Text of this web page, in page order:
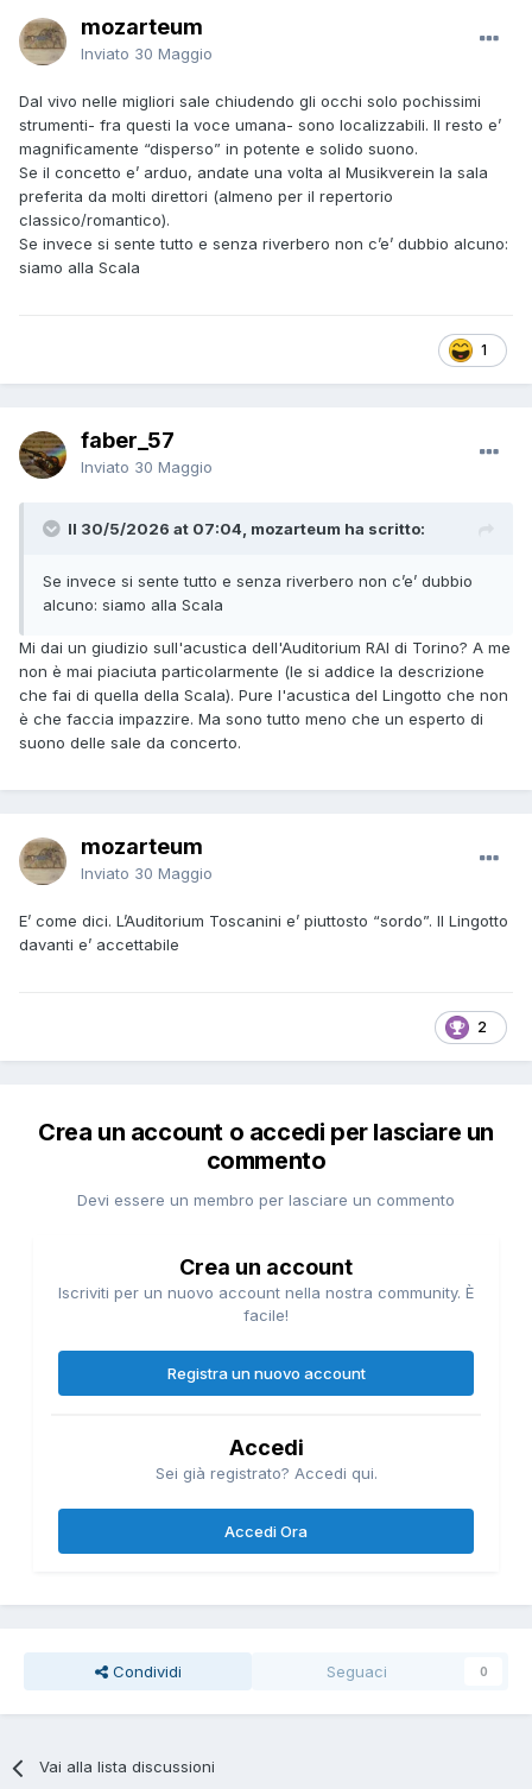
mozarteum
Inviato 30 Maggio
Dal vivo nelle migliori sale chiudendo gli occhi solo pochissimi
strumenti- fra questi la voce umana- sono localizzabili. Il resto e’
magnificamente “disperso” in potente e solido suono.
Se il concetto e’ arduo, andate una volta al Musikverein la sala
preferita da molti direttori (almeno per il repertorio
classico/romantico).
Se invece si sente tutto e senza riverbero non c’e’ dubbio alcuno:
siamo alla Scala
1
faber_57
Inviato 30 Maggio
Il 30/5/2026 at 07:04, mozarteum ha scritto:
Se invece si sente tutto e senza riverbero non c’e’ dubbio
alcuno: siamo alla Scala
Mi dai un giudizio sull'acustica dell'Auditorium RAI di Torino? A me
non è mai piaciuta particolarmente (le si addice la descrizione
che fai di quella della Scala). Pure l'acustica del Lingotto che non
è che faccia impazzire. Ma sono tutto meno che un esperto di
suono delle sale da concerto.
mozarteum
Inviato 30 Maggio
E’ come dici. L’Auditorium Toscanini e’ piuttosto “sordo”. Il Lingotto
davanti e’ accettabile
2
Crea un account o accedi per lasciare un
commento
Devi essere un membro per lasciare un commento
Crea un account
Iscriviti per un nuovo account nella nostra community. È
facile!
Registra un nuovo account
Accedi
Sei già registrato? Accedi qui.
Accedi Ora
Condividi Seguaci 0
Vai alla lista discussioni